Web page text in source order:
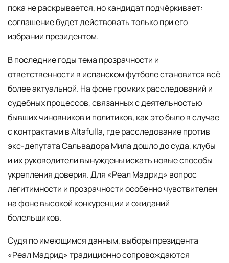
пока не раскрывается, но кандидат подчёркивает:
соглашение будет действовать только при его
избрании президентом.
В последние годы тема прозрачности и
ответственности в испанском футболе становится всё
более актуальной. На фоне громких расследований и
судебных процессов, связанных с деятельностью
бывших чиновников и политиков, как это было в случае
с контрактами в Altafulla, где расследование против
экс-депутата Сальвадора Мила дошло до суда, клубы
и их руководители вынуждены искать новые способы
укрепления доверия. Для «Реал Мадрид» вопрос
легитимности и прозрачности особенно чувствителен
на фоне высокой конкуренции и ожиданий
болельщиков.
Судя по имеющимся данным, выборы президента
«Реал Мадрид» традиционно сопровождаются